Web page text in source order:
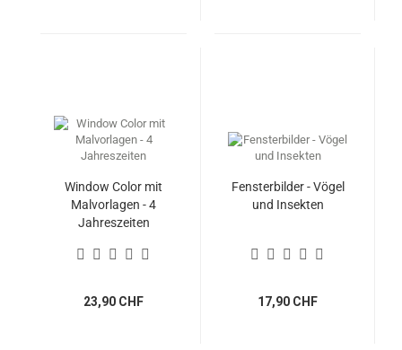
Window Color mit
Malvorlagen - 4
Jahreszeiten
23,90 CHF
Fensterbilder - Vögel
und Insekten
17,90 CHF